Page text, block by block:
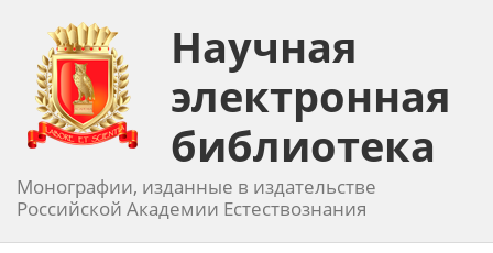
Научная
электронная
библиотека
Монографии, изданные в издательстве
Российской Академии Естествознания